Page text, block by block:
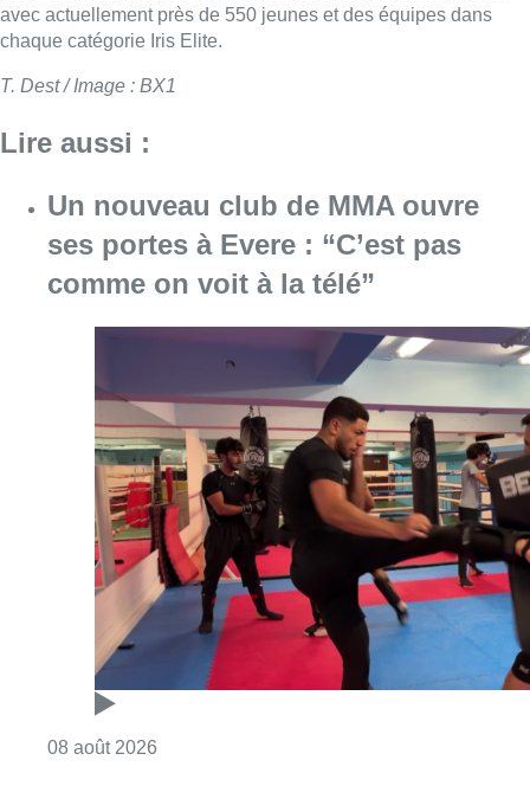
avec actuellement près de 550 jeunes et des équipes dans
chaque catégorie Iris Elite.
T. Dest / Image : BX1
Lire aussi :
Un nouveau club de MMA ouvre
ses portes à Evere : “C’est pas
comme on voit à la télé”
08 août 2026